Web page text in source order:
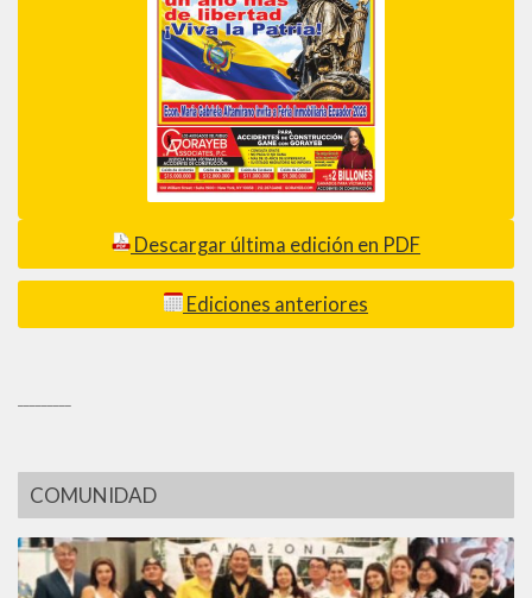
Descargar última edición en PDF
Ediciones anteriores
COMUNIDAD